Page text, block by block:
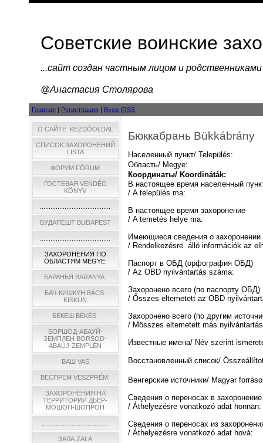
Советские воинские
...cайт создан частным лицом и
@Анастасия Столярова
Главная | Регистрация | Вход |RSS
О САЙТЕ KEZDŐOLDAL
СПИСОК ЗАХОРОНЕНИЙ
LISTA
ФОРУМ FÓRUM
ГОСТЕВАЯ VENDÉG
KÖNYV
БУДАПЕШТ BUDAPEST
ЗАХОРОНЕНИЯ ПО
ОБЛАСТЯМ MEGYE:
БАРАНЬЯ BARANYA.
БАЧ-КИШКУН BÁCS-
KISKUN
БЕКЕШ BÉKÉS.
БОРШОД-АБАУЙ-
ЗЕМПЛЕН BORSOD-
ABAÚJ-ZEMPLÉN
ВАШ VAS
ВЕСПРЕМ VESZPRÉM.
ЗАХОРОНЕНИЯ НА
ТЕРРИТОРИИ ДЬЕР-
МОШОН-ШОПРОН
ЗАЛА ZALA
Бюккабрань Bükkábrány
Населенный пункт/ Település:
Область/ Megye:
Координаты/ Koordináták:
В настоящее время населенный
/ A település ma:
В настоящее время захоронение
/ A temetés helye ma:
Имеющиеся сведения о захоронении
/ Rendelkezésre álló információk az
Паспорт в ОБД (орфография ОБД)
/ Az OBD nyilvántartás száma:
Захоронено всего (по паспорту ОБД)
/ Ősszes eltemetett az OBD
Захоронено всего (по другим
/ Мösszes eltemetett más
Известные имена/ Név szerint
Восстановленный список/
Венгерские источники/ Magyar
Сведения о переносах в захоронение
/ Áthelyezésre vonatkozó adat honnan:
Сведения о переносах из
/ Áthelyezésre vonatkozó adat hová: